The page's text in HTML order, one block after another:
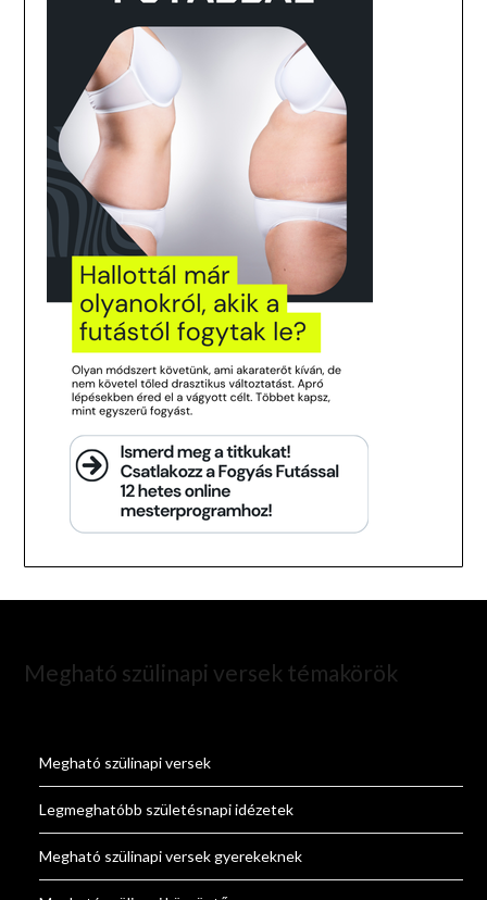
Megható szülinapi versek témakörök
Megható szülinapi versek
Legmeghatóbb születésnapi idézetek
Megható szülinapi versek gyerekeknek